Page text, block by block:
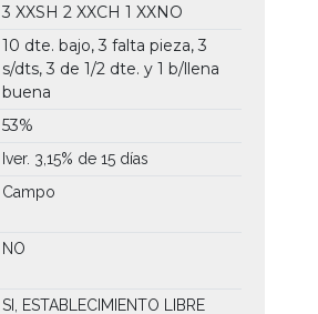
3 XXSH 2 XXCH 1 XXNO
10 dte. bajo, 3 falta pieza, 3
s/dts, 3 de 1/2 dte. y 1 b/llena
buena
53%
Iver. 3,15% de 15 días
Campo
NO
SI, ESTABLECIMIENTO LIBRE